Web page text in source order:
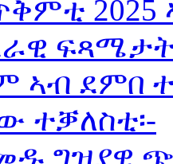
2025
ኣብ ደምበ
ተቓለስቲ፡-
ግዝያዊ